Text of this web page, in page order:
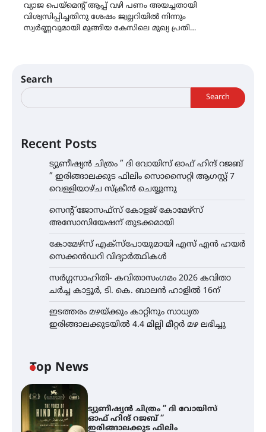
വ്യാജ പെയ്മെന്റ് ആപ്പ് വഴി പണം അയച്ചതായി
വിശ്വസിപ്പിച്ചതിനു ശേഷം ജ്വല്ലറിയിൽ നിന്നും
സ്വർണ്ണവുമായി മുങ്ങിയ കേസിലെ മുഖ്യ പ്രതി…
Search
Search
Recent Posts
ട്യുണീഷ്യൻ ചിത്രം ” ദി വോയിസ് ഓഫ് ഹിന്ദ് റജബ്
” ഇരിങ്ങാലക്കുട ഫിലിം സൊസൈറ്റി ആഗസ്റ്റ് 7
വെള്ളിയാഴ്ച സ്‌ക്രീൻ ചെയ്യുന്നു
സെന്റ് ജോസഫ്സ് കോളജ് കോമേഴ്‌സ്
അസോസിയേഷന് തുടക്കമായി
കോമേഴ്സ് എക്സ്പോയുമായി എസ് എൻ ഹയർ
സെക്കൻഡറി വിദ്യാർത്ഥികൾ
സർഗ്ഗസാഹിതി- കവിതാസംഗമം 2026 കവിതാ
ചർച്ച കാട്ടൂർ, ടി. കെ. ബാലൻ ഹാളിൽ 16ന്
ഇടത്തരം മഴയ്ക്കും കാറ്റിനും സാധ്യത
ഇരിങ്ങാലക്കുടയിൽ 4.4 മില്ലി മീറ്റർ മഴ ലഭിച്ചു
Top News
ട്യുണീഷ്യൻ ചിത്രം ” ദി വോയിസ്
ഓഫ് ഹിന്ദ് റജബ് ”
ഇരിങ്ങാലക്കുട ഫിലിം